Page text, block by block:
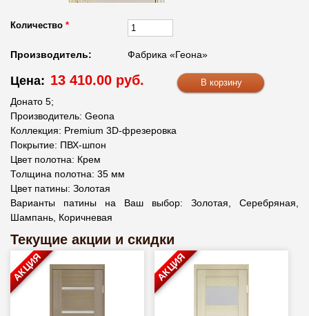
Количество *
Производитель: Фабрика «Геона»
Цена: 13 410.00 руб.
Донато 5;
Производитель: Geona
Коллекция: Premium 3D-фрезеровка
Покрытие: ПВХ-шпон
Цвет полотна: Крем
Толщина полотна: 35 мм
Цвет патины: Золотая
Варианты патины на Ваш выбор: Золотая, Серебряная,
Шампань, Коричневая
Текущие акции и скидки
АКЦИЯ АКЦИЯ